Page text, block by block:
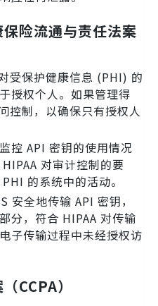
险流通与责任法案
受保护健康信息 (PHI) 的
授权个人。如果管理得
控制，以确保只有授权人
控 API 密钥的使用情况
对审计控制的要
的系统中的活动。
安全地传输 API 密钥，
分，符合 HIPAA 对传输
子传输过程中未经授权访
CCPA）